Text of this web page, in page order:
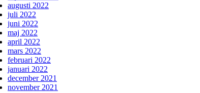
augusti 2022
juli 2022
juni 2022
maj 2022
april 2022
mars 2022
februari 2022
januari 2022
december 2021
november 2021